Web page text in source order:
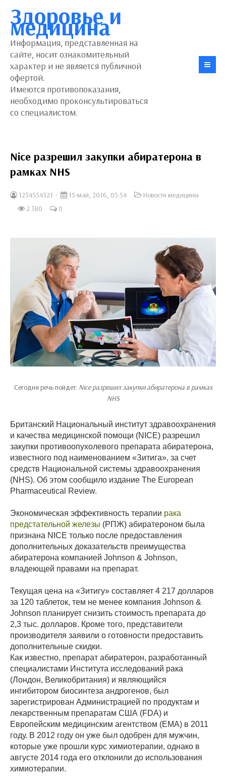
Здоровье и
медицина
Информация, представленная на
сайте, носит ознакомительный
характер и не является публичной
офертой.
Имеются противопоказания,
необходимо проконсультироваться
со специалистом.
Nice разрешил закупки абиратерона в
рамках NHS
1234554321 15-май, 2016, 05:54
Новости медицины
2 380
0
Сегодня речь пойдет: Nice разрешил закупки абиратерона в рамках
NHS
Британский Национальный институт здравоохранения
и качества медицинской помощи (NICE) разрешил
закупки противоопухолевого препарата абиратерона,
известного под наименованием «Зитига», за счет
средств Национальной системы здравоохранения
(NHS). Об этом сообщило издание The European
Pharmaceutical Review.
Экономическая эффективность терапии рака
предстательной железы (РПЖ) абиратероном была
признана NICE только после предоставления
дополнительных доказательств преимущества
абиратерона компанией Johnson & Johnson,
владеющей правами на препарат.
Текущая цена на «Зитигу» составляет 4 217 долларов
за 120 таблеток, тем не менее компания Johnson &
Johnson планирует снизить стоимость препарата до
2,3 тыс. долларов. Кроме того, представители
производителя заявили о готовности предоставить
дополнительные скидки.
Как известно, препарат абиратерон, разработанный
специалистами Института исследований рака
(Лондон, Великобритания) и являющийся
ингибитором биосинтеза андрогенов, был
зарегистрирован Администрацией по продуктам и
лекарственным препаратам США (FDA) и
Европейским медицинским агентством (EMA) в 2011
году. В 2012 году он уже был одобрен для мужчин,
которые уже прошли курс химиотерапии, однако в
августе 2014 года его отклонили до использования
химиотерапии.